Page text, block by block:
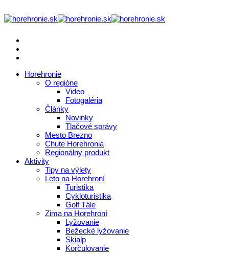
Horehronie
O regióne
Video
Fotogaléria
Články
Novinky
Tlačové správy
Mesto Brezno
Chute Horehronia
Regionálny produkt
Aktivity
Tipy na výlety
Leto na Horehroní
Turistika
Cykloturistika
Golf Tále
Zima na Horehroní
Lyžovanie
Bežecké lyžovanie
Skialp
Korčulovanie